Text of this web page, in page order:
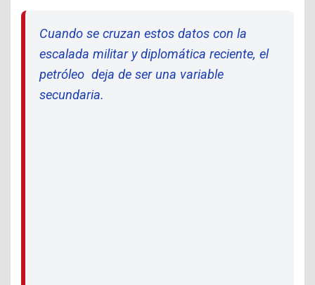
Cuando se cruzan estos datos con la
escalada militar y diplomática reciente, el
petróleo deja de ser una variable
secundaria.